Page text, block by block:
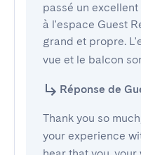
passé un
à l'espace Guest
grand et propre.
vue et le balcon
Réponse de
Thank you so
your experience